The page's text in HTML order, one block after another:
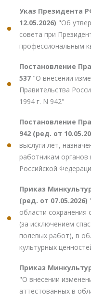
Указ Президента
12.05.2026) "Об
совета при
профессиональным
Постановление
537 "О внесении
Правительства
1994 г. N 942"
Постановление
942 (ред. от
выслуги лет,
работникам органов
Российской
Приказ
(ред. от 07.05.2026)
области сохранения
(за исключением
полевых работ), в
культурных
Приказ
"О внесении
аттестованных в